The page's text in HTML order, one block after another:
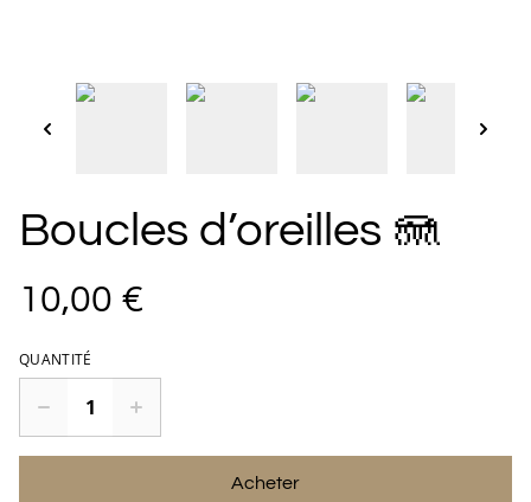
Boucles d’oreilles 🪼
10,00 €
QUANTITÉ
Acheter